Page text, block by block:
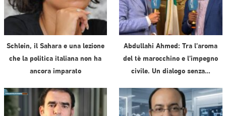
Schlein, il Sahara e una lezione
che la politica italiana non ha
ancora imparato
Abdullahi Ahmed: Tra l’aroma
del tè marocchino e l’impegno
civile. Un dialogo senza…